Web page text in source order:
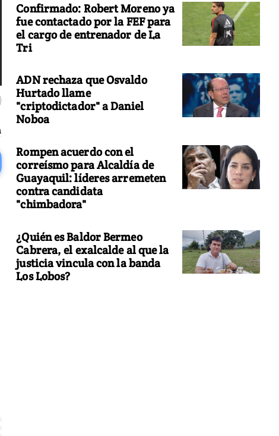
Confirmado: Robert Moreno ya
fue contactado por la FEF para
el cargo de entrenador de La
Tri
ADN rechaza que Osvaldo
Hurtado llame
"criptodictador" a Daniel
Noboa
Rompen acuerdo con el
correísmo para Alcaldía de
Guayaquil: líderes arremeten
contra candidata
"chimbadora"
¿Quién es Baldor Bermeo
Cabrera, el exalcalde al que la
justicia vincula con la banda
Los Lobos?